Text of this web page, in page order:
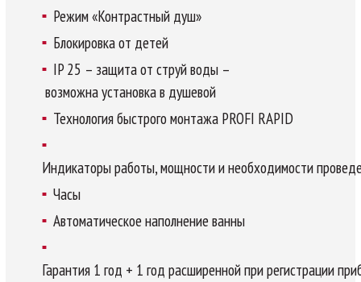
Режим «Контрастный душ»
Блокировка от детей
IP 25 – защита от струй воды –
возможна установка в душевой
Технология быстрого монтажа PROFI RAPID
Индикаторы работы, мощности и необходимости
Часы
Автоматическое наполнение ванны
Гарантия 1 год + 1 год расширенной при регистрации